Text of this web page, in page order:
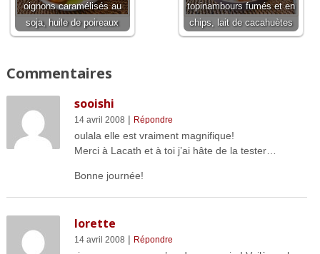
oignons caramélisés au
soja, huile de poireaux
topinambours fumés et en
chips, lait de cacahuètes
Commentaires
sooishi
14 avril 2008 | Répondre
oulala elle est vraiment magnifique!
Merci à Lacath et à toi j’ai hâte de la tester…
Bonne journée!
lorette
14 avril 2008 | Répondre